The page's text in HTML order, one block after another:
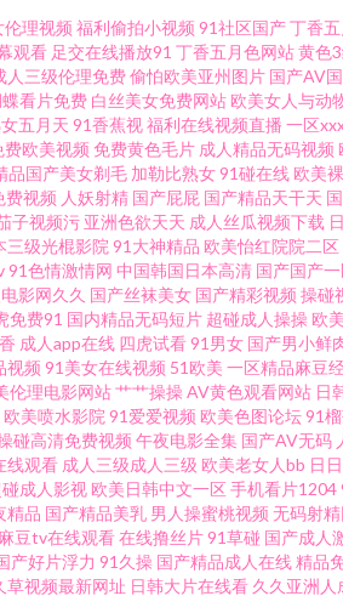
线 超碰cop 91tv精品 91中韩大片 欧美精品色悠
利久久 五月丁香淫淫网 操B日韩 日韩h网 wwwc
产精品午夜av 亚洲日韩在线东方AV 成人福利影
深爱激情五月天 av福利网站 欧美色色网址 91真
韩午夜精品 丁香五月社区无码 亚州av不卡在线
欧美精品H片 大香蕉伊在线9 丝袜人妻中出 91
线 国产精诚精品 91东京热激情 激情网站在线
产精品香蕉国产 91n在线观看日韩嗯 精品久久
91情趣视频 欧美性第一页 91原创小姨子 日本
伦理视频 福利偷拍小视频 91社区国产丁香
观看 足交在线播放91 丁香五月色网站黄色
人三级伦理免费偷怕欧美亚州图片 国产AV
看片免费 白丝美女免费网站 欧美女人与动
五月天 91香蕉视福利在线视频直播 一区
费欧美视频 免费黄色毛片 成人精品无码视频
品国产美女剃毛 加勒比熟女91碰在线 欧美
费视频 人妖射精 国产屁屁 国产精品天干天
子视频污 亚洲色欲天天 成人丝瓜视频下载
三级光棍影院 91大神精品 欧美怡红院院二区
91色情激情网 中国韩国日本高清 国产国产
影网久久 国产丝袜美女 国产精彩视频 操碰
免费91 国内精品无码短片 超碰成人操操 欧
成人app在线 四虎试看91男女 国产男小鲜
视频 91美女在线视频 51欧美 一区精品麻豆
伦理电影网站艹艹操操AV黄色观看网站 日
欧美喷水影院 91爱爱视频 欧美色图论坛91
碰高清免费视频 午夜电影全集 国产AV无码
线观看 成人三级成人三级 欧美老女人bb 日
碰成人影视 欧美日韩中文一区 手机看片1204
精品 国产精品美乳 男人操蜜桃视频 无码射
麻豆tv在线观看在线撸丝片91草碰 国产成人
产好片浮力 91久操 国产精品成人在线精品
草视频最新网址 日韩大片在线看 久久亚洲人